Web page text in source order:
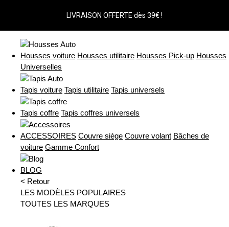
LIVRAISON OFFERTE dès 39€ !
Housses voiture Housses utilitaire Housses Pick-up Housses
Universelles
Tapis voiture Tapis utilitaire Tapis universels
Tapis coffre Tapis coffres universels
ACCESSOIRES Couvre siège Couvre volant Bâches de
voiture Gamme Confort
BLOG
< Retour
LES MODÈLES POPULAIRES
TOUTES LES MARQUES